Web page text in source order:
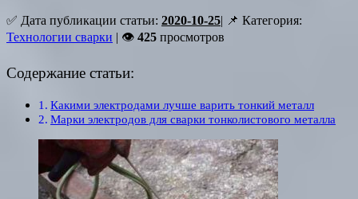
✅ Дата публикации статьи: 2020-10-25| 📌 Категория:
Технологии сварки | 👁 425 просмотров
Содержание статьи:
Какими электродами лучше варить тонкий металл
Марки электродов для сварки тонколистового металла